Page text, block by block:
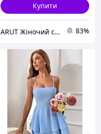
Купити
ARUT Жіночий стильний одяг від українського виробника 83%